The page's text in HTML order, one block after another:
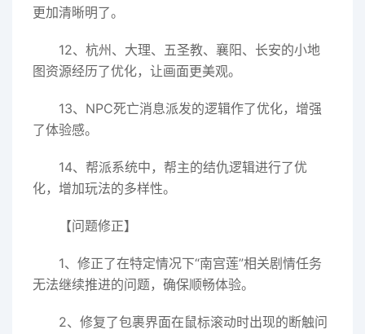
更加清晰明了。
12、杭州、大理、五圣教、襄阳、长安的小地
图资源经历了优化，让画面更美观。
13、NPC死亡消息派发的逻辑作了优化，增强
了体验感。
14、帮派系统中，帮主的结仇逻辑进行了优
化，增加玩法的多样性。
【问题修正】
1、修正了在特定情况下“南宫莲”相关剧情任务
无法继续推进的问题，确保顺畅体验。
2、修复了包裹界面在鼠标滚动时出现的断触问